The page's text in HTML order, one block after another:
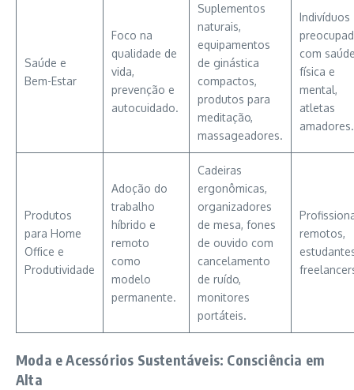
Saúde e
Bem-Estar
Foco na
qualidade de
vida,
prevenção e
autocuidado.
Suplementos
naturais,
equipamentos
de ginástica
compactos,
produtos para
meditação,
massageadores.
Indivíduos
com
física e
mental,
atletas
amadores.
Produtos
para Home
Office e
Produtividade
Adoção do
trabalho
híbrido e
remoto
como
modelo
permanente.
Cadeiras
ergonômicas,
organizadores
de mesa, fones
de ouvido com
cancelamento
de ruído,
monitores
portáteis.
remotos,
Moda e Acessórios Sustentáveis: Consciência em
Alta